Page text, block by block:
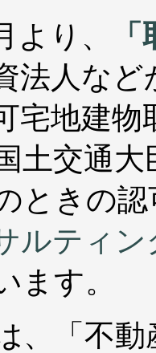
より、
法人な
宅地建
土交通
ときの
ルティン
ます。
「不動